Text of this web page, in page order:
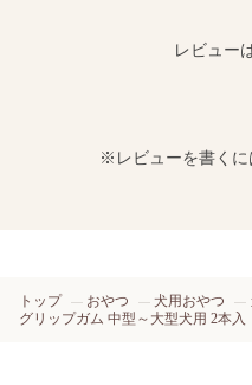
レビュー
※レビューを書くに
トップ おやつ 犬用おやつ
グリップガム 中型～大型犬用 2本入